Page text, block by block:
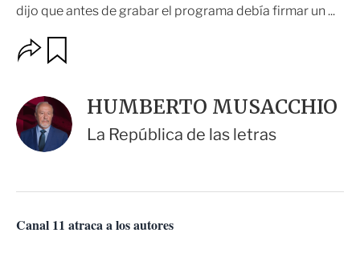
dijo que antes de grabar el programa debía firmar un ...
O
p
o
n
e
s
c
m
a
r
HUMBERTO MUSACCHIO
La República de las letras
Canal 11 atraca a los autores